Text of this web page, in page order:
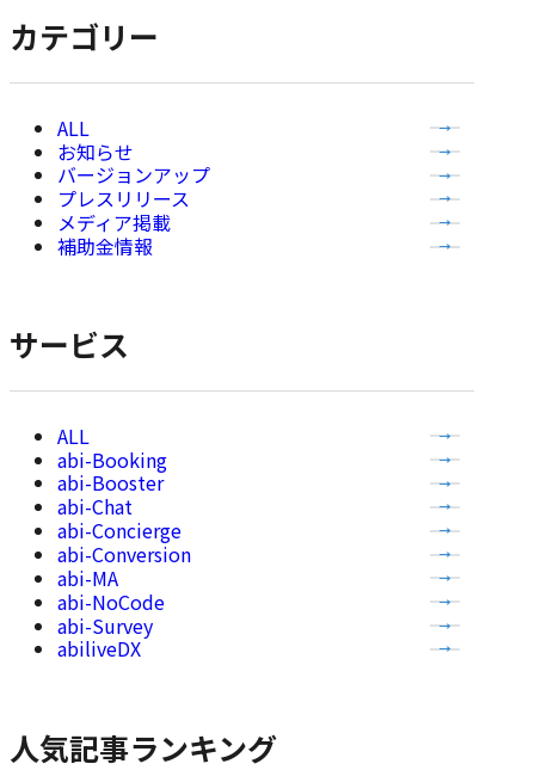
ゲ
カテゴリー
て
の
記
事
示
お知らせ
バージョンアップ
プレスリリース
メディア掲載
補助金情報
サービス
て
の
記
事
を
表
示
abi-Booking
abi-Booster
abi-Chat
abi-Concierge
abi-Conversion
abi-MA
abi-NoCode
abi-Survey
abiliveDX
人気記事ランキング